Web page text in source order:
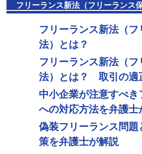
フリーランス新法（フリーランス
フリーランス新法（
法）とは？
フリーランス新法（
法）とは？ 取引の適
中小企業が注意すべ
への対応方法を弁護士
偽装フリーランス問
策を弁護士が解説